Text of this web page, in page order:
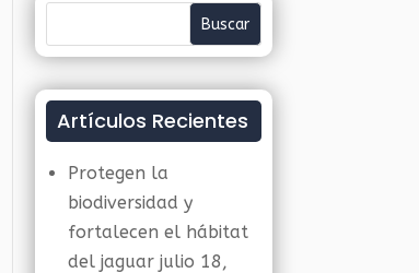
Artículos Recientes
Protegen la
biodiversidad y
fortalecen el hábitat
del jaguar julio 18,